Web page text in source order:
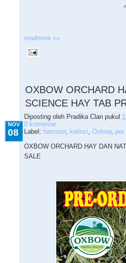
readmore »»
OXBOW ORCHARD
SCIENCE HAY TAB
Diposting oleh Pradika Clan pukul
NOV
08
0 komentar
Label: hamster, kelinci, Oxbow, pet
OXBOW ORCHARD HAY DAN
SALE